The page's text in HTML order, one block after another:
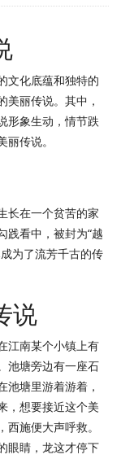
文化底蕴和独特的
美丽传说。其中，
形象生动，情节跌
传说。
长在一个贫苦的家
践看中，被封为“越
为了流芳千古的传
说
江南某个小镇上有
池塘旁边有一座石
池塘里游着游着，
，想要接近这个美
施便大声呼救。
眼睛，龙这才停下